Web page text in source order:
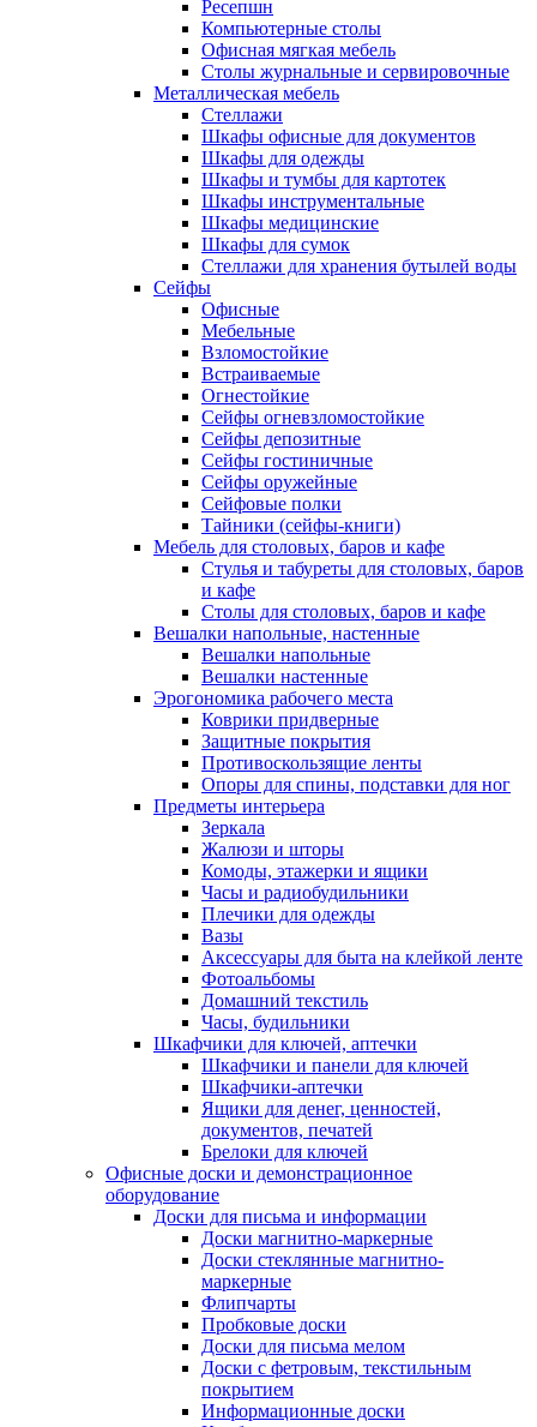
Ресепшн
Компьютерные столы
Офисная мягкая мебель
Столы журнальные и сервировочные
Металлическая мебель
Стеллажи
Шкафы офисные для документов
Шкафы для одежды
Шкафы и тумбы для картотек
Шкафы инструментальные
Шкафы медицинские
Шкафы для сумок
Стеллажи для хранения бутылей воды
Сейфы
Офисные
Мебельные
Взломостойкие
Встраиваемые
Огнестойкие
Сейфы огневзломостойкие
Сейфы депозитные
Сейфы гостиничные
Сейфы оружейные
Сейфовые полки
Тайники (сейфы-книги)
Мебель для столовых, баров и кафе
Стулья и табуреты для столовых, баров
и кафе
Столы для столовых, баров и кафе
Вешалки напольные, настенные
Вешалки напольные
Вешалки настенные
Эрогономика рабочего места
Коврики придверные
Защитные покрытия
Противоскользящие ленты
Опоры для спины, подставки для ног
Предметы интерьера
Зеркала
Жалюзи и шторы
Комоды, этажерки и ящики
Часы и радиобудильники
Плечики для одежды
Вазы
Аксессуары для быта на клейкой ленте
Фотоальбомы
Домашний текстиль
Часы, будильники
Шкафчики для ключей, аптечки
Шкафчики и панели для ключей
Шкафчики-аптечки
Ящики для денег, ценностей,
документов, печатей
Брелоки для ключей
Офисные доски и демонстрационное
оборудование
Доски для письма и информации
Доски магнитно-маркерные
Доски стеклянные магнитно-
маркерные
Флипчарты
Пробковые доски
Доски для письма мелом
Доски с фетровым, текстильным
покрытием
Информационные доски